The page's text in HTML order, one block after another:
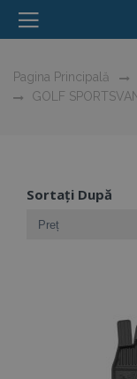
Pagina Principală
GOLF
Sortați După